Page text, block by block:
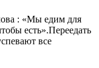
: «Мы едим для
есть».Переедать
все